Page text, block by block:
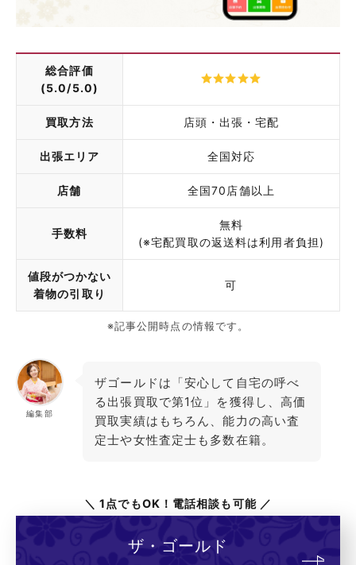
総合評価
(5.0/5.0)
買取方法 店頭・出張・宅配
出張エリア 全国対応
店舗 全国70店舗以上
手数料
無料
(※宅配買取の返送料は利用者負担)
値段がつかない
着物の引取り
可
※記事公開時点の情報です。
編集部
ザゴールドは「安心して自宅の呼べ
る出張買取で第1位」を獲得し、高価
買取実績はもちろん、能力の高い査
定士や女性査定士も多数在籍。
＼ 1点でもOK！電話相談も可能 ／
ザ・ゴールド